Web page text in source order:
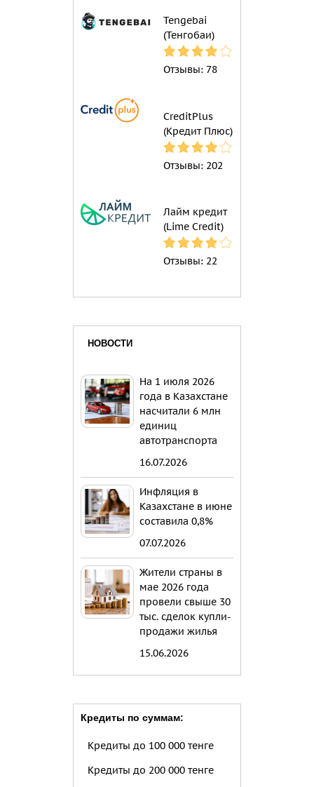
Tengebai
(Тенгобаи)
Отзывы: 78
CreditPlus
(Кредит Плюс)
Отзывы: 202
Лайм кредит
(Lime Credit)
Отзывы: 22
НОВОСТИ
На 1 июля 2026
года в Казахстане
насчитали 6 млн
единиц
автотранспорта
16.07.2026
Инфляция в
Казахстане в июне
составила 0,8%
07.07.2026
Жители страны в
мае 2026 года
провели свыше 30
тыс. сделок купли-
продажи жилья
15.06.2026
Кредиты по суммам:
Кредиты до 100 000 тенге
Кредиты до 200 000 тенге